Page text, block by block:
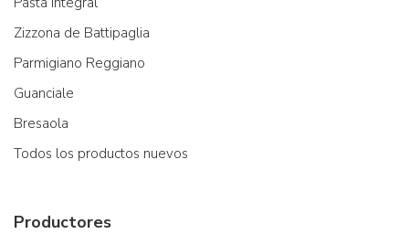
Zizzona de Battipaglia
Parmigiano Reggiano
Guanciale
Bresaola
Todos los productos nuevos
Productores